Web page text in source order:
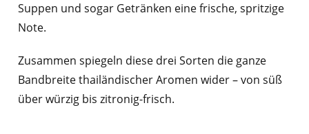
Suppen und sogar Getränken eine frische, spritzige
Note.
Zusammen spiegeln diese drei Sorten die ganze
Bandbreite thailändischer Aromen wider – von süß
über würzig bis zitronig-frisch.